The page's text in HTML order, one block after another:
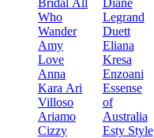
Bridal All
Who
Wander
Amy
Love
Anna
Kara Ari
Villoso
Ariamo
Cizzy
Diane
Legrand
Duett
Eliana
Kresa
Enzoani
Essense
of
Australia
Esty Style